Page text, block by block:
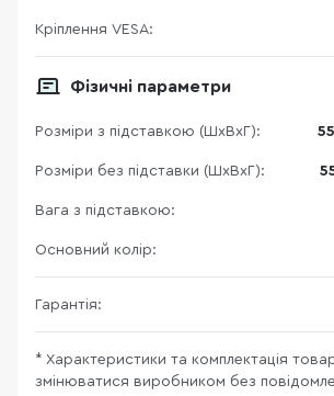
Кріплення VESA:
Фізичні параметри
Розміри з підставкою (ШхВхГ):
Розміри без підставки (ШхВхГ):
Вага з підставкою:
Основний колір:
Гарантія:
* Характеристики та комплектація
змінюватися виробником без